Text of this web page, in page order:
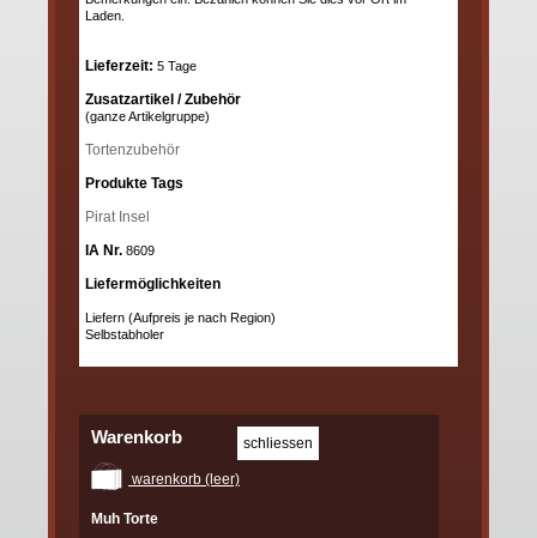
Laden.
Lieferzeit: 5 Tage
Zusatzartikel / Zubehör
(ganze Artikelgruppe)
Tortenzubehör
Produkte Tags
Pirat Insel
IA Nr. 8609
Liefermöglichkeiten
Liefern (Aufpreis je nach Region)
Selbstabholer
Warenkorb
warenkorb (leer)
Muh Torte